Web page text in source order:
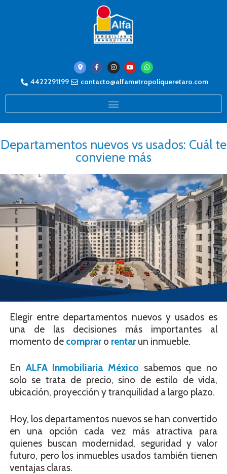
4422291199 contacto@alfametropoliqueretaro.com
Departamentos nuevos vs usados: Cuál te
conviene más
Elegir entre departamentos nuevos y usados es
una de las decisiones más importantes al
momento de compraro rentarun inmueble.
En ALFA Inmobiliaria México sabemos que no
solo se trata de precio, sino de estilo de vida,
ubicación, proyección y tranquilidad a largo plazo.
Hoy, los departamentos nuevos se han convertido
en una opción cada vez más atractiva para
quienes buscan modernidad, seguridad y valor
futuro, pero los inmuebles usados también tienen
ventajas claras.